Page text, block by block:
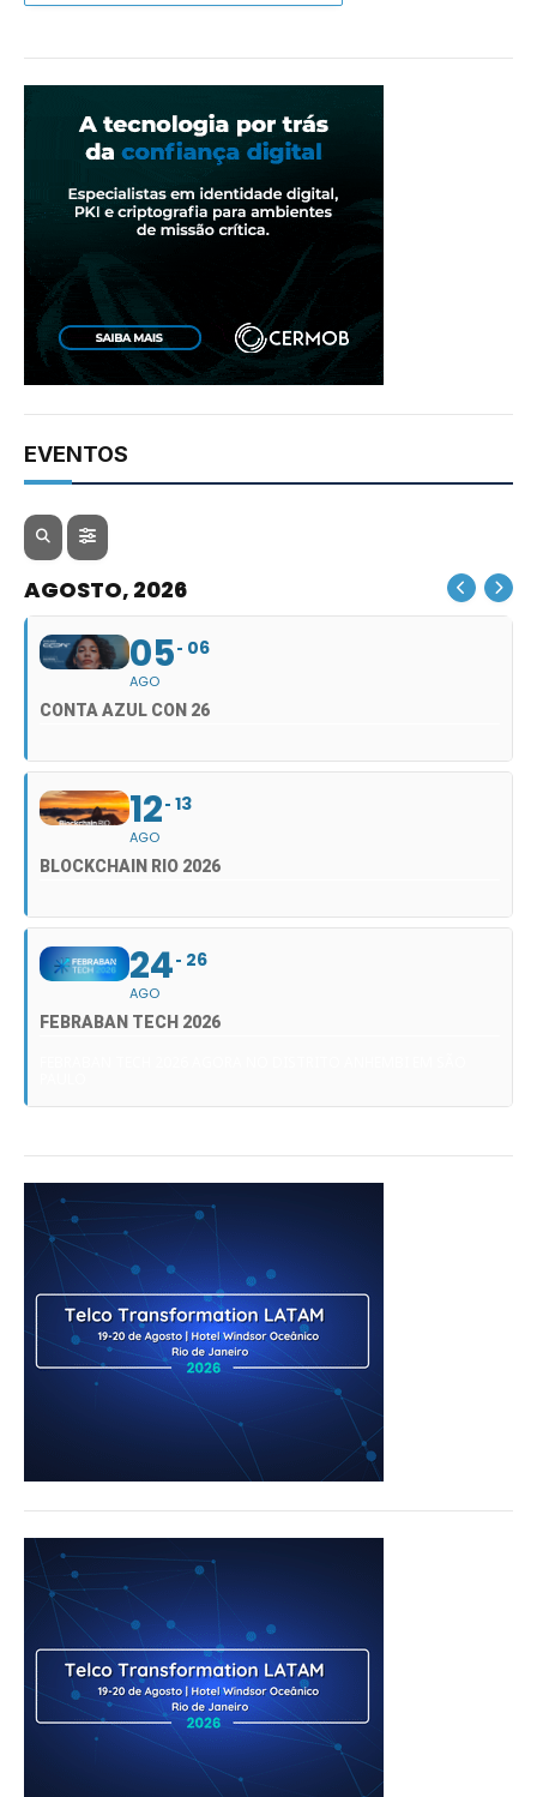
EVENTOS
AGOSTO, 2026
05
AGO
06
CONTA AZUL CON 26
12
AGO
13
BLOCKCHAIN RIO 2026
24
AGO
26
FEBRABAN TECH 2026